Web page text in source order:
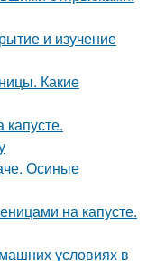
и изучение
Какие
Осиные
на капусте.
условиях в